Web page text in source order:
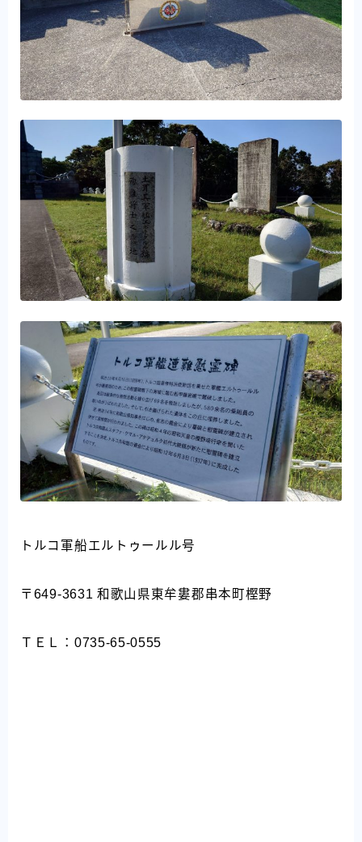
トルコ軍船エルトゥールル号
〒649-3631 和歌山県東牟婁郡串本町樫野
ＴＥＬ：0735-65-0555